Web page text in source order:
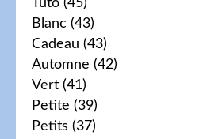
Tuto (45)
Blanc (43)
Cadeau (43)
Automne (42)
Vert (41)
Petite (39)
Petits (37)